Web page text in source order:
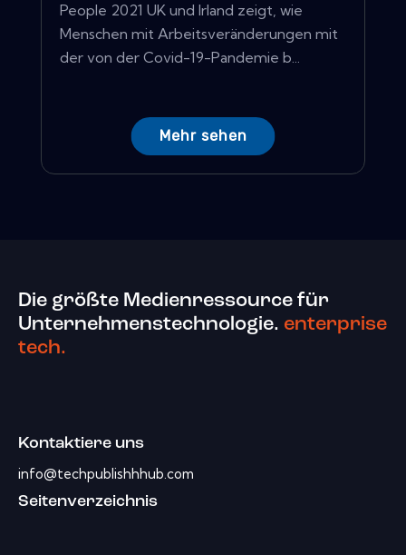
People 2021 UK und Irland zeigt, wie
Menschen mit Arbeitsveränderungen mit
der von der Covid-19-Pandemie b...
Mehr sehen
Die größte Medienressource für
Unternehmenstechnologie. enterprise
tech.
Kontaktiere uns
info@techpublishhhub.com
Seitenverzeichnis